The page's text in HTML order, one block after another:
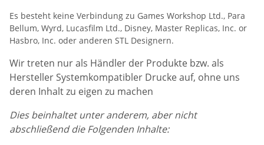
Es besteht keine Verbindung zu Games Workshop Ltd., Para
Bellum, Wyrd, Lucasfilm Ltd., Disney, Master Replicas, Inc. or
Hasbro, Inc. oder anderen STL Designern.
Wir treten nur als Händler der Produkte bzw. als
Hersteller Systemkompatibler Drucke auf, ohne uns
deren Inhalt zu eigen zu machen
Dies beinhaltet unter anderem, aber nicht
abschließend die Folgenden Inhalte: